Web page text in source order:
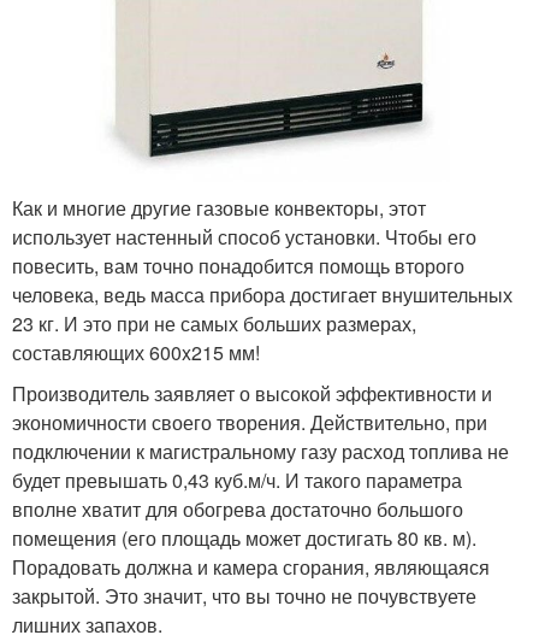
Как и многие другие газовые конвекторы, этот
использует настенный способ установки. Чтобы его
повесить, вам точно понадобится помощь второго
человека, ведь масса прибора достигает внушительных
23 кг. И это при не самых больших размерах,
составляющих 600x215 мм!
Производитель заявляет о высокой эффективности и
экономичности своего творения. Действительно, при
подключении к магистральному газу расход топлива не
будет превышать 0,43 куб.м/ч. И такого параметра
вполне хватит для обогрева достаточно большого
помещения (его площадь может достигать 80 кв. м).
Порадовать должна и камера сгорания, являющаяся
закрытой. Это значит, что вы точно не почувствуете
лишних запахов.